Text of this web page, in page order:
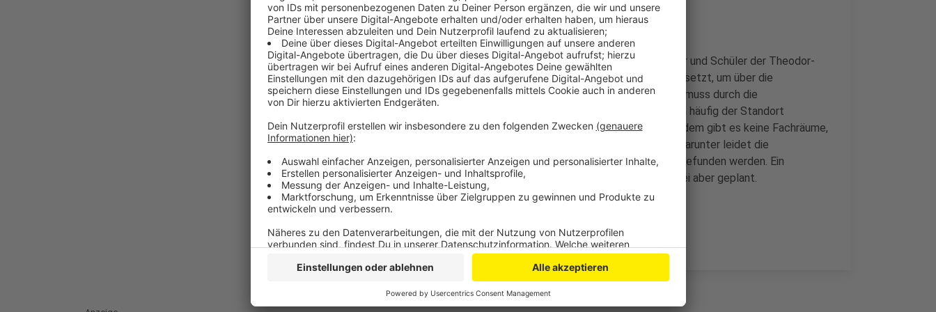
Anzeige
In dem Klassenraum in der Steinbücheler Straße ist es voll. Lehrer und Schüler der Theodor-
Heuss-Schule haben sich mit der Bildungsministerin zusammengesetzt, um über die
flutbedingten Probleme an der Schule zu sprechen. Zum Beispiel muss durch die
vorübergehende Unterbringung an zwei unterschiedlichen Schulen häufig der Standort
gewechselt werden - alles Zeit, die von der Pause abgeht. Außerdem gibt es keine Fachräume,
in denen Naturwissenschaften gut unterrichtet werden können. Darunter leidet die
Unterrichtsqualität. Lösungen hierfür konnte gestern noch nicht gefunden werden. Ein
weiteres Treffen, bei dem man konkret daran arbeiten möchte, sei aber geplant.
Anzeige